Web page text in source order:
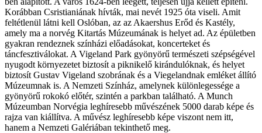
Korábban Csristianiának hívták, mai nevét 1925 óta viseli. Amit
feltétlenül látni kell Oslóban, az az Akaershus Erőd és Kastély,
amely ma a norvég Kitartás Múzeumának is helyet ad. Az épületben
gyakran rendeznek színházi előadásokat, koncerteket és
táncfesztiválokat. A Vigeland Park gyönyörű természeti szépségével
nyugodt környezetet biztosít a piknikelő kirándulóknak, és helyet
biztosít Gustav Vigeland szobrának és a Viegelandnak emléket állító
Múzeumnak is. A Nemzeti Színház, amelynek különlegessége a
gyönyörű rokokó előtér, szintén a parkban található. A Munch
Múzeumban Norvégia leghíresebb művészének 5000 darab képe és
rajza van kiállítva. A művész leghíresebb képe viszont nem itt,
hanem a Nemzeti Galériában tekinthető meg.